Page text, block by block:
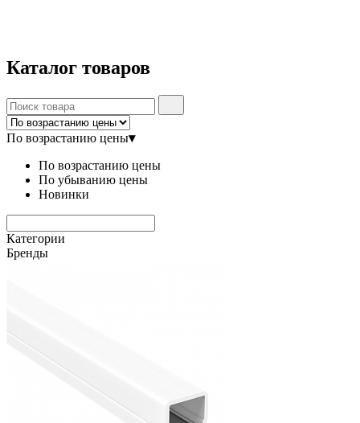
Каталог товаров
По возрастанию цены▾
По возрастанию цены
По убыванию цены
Новинки
Категории
Бренды